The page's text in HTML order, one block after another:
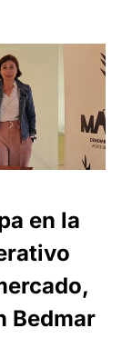
en la
Bedmar